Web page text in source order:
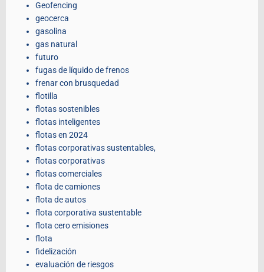
Geofencing
geocerca
gasolina
gas natural
futuro
fugas de líquido de frenos
frenar con brusquedad
flotilla
flotas sostenibles
flotas inteligentes
flotas en 2024
flotas corporativas sustentables,
flotas corporativas
flotas comerciales
flota de camiones
flota de autos
flota corporativa sustentable
flota cero emisiones
flota
fidelización
evaluación de riesgos